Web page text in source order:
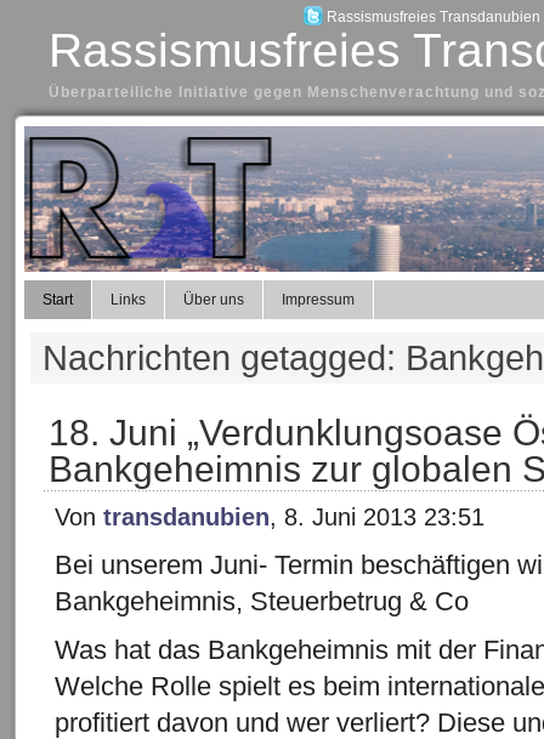
Rassismusfreies Transdanubien
Rassismusfreies
Überparteiliche Initiative gegen Menschenverachtung und
Start Links Über uns Impressum
Nachrichten getagged:
18. Juni „Verdunklungsoase
Bankgeheimnis zur globalen
Von transdanubien, 8. Juni 2013 23:51
Bei unserem Juni- Termin beschäftigen
Bankgeheimnis, Steuerbetrug & Co
Was hat das Bankgeheimnis mit der
Welche Rolle spielt es beim
profitiert davon und wer verliert? Diese